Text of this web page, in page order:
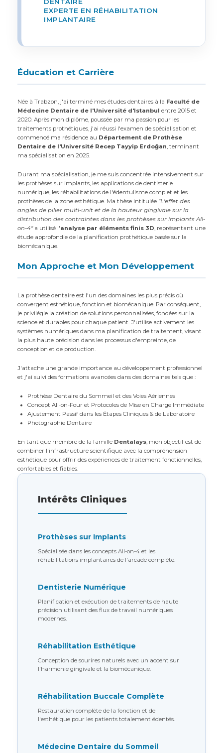
DENTAIRE
EXPERTE EN RÉHABILITATION
IMPLANTAIRE
Éducation et Carrière
Née à Trabzon, j'ai terminé mes études dentaires à la Faculté de
Médecine Dentaire de l'Université d'Istanbul entre 2015 et
2020. Après mon diplôme, poussée par ma passion pour les
traitements prothétiques, j'ai réussi l'examen de spécialisation et
commencé ma résidence au Département de Prothèse
Dentaire de l'Université Recep Tayyip Erdoğan, terminant
ma spécialisation en 2025.
Durant ma spécialisation, je me suis concentrée intensivement sur
les prothèses sur implants, les applications de dentisterie
numérique, les réhabilitations de l'édentulisme complet et les
prothèses de la zone esthétique. Ma thèse intitulée "L'effet des
angles de pilier multi-unit et de la hauteur gingivale sur la
distribution des contraintes dans les prothèses sur implants All-
on-4"a utilisé l'analyse par éléments finis 3D, représentant une
étude approfondie de la planification prothétique basée sur la
biomécanique.
Mon Approche et Mon Développement
La prothèse dentaire est l'un des domaines les plus précis où
convergent esthétique, fonction et biomécanique. Par conséquent,
je privilégie la création de solutions personnalisées, fondées sur la
science et durables pour chaque patient. J'utilise activement les
systèmes numériques dans ma planification de traitement, visant
la plus haute précision dans les processus d'empreinte, de
conception et de production.
J'attache une grande importance au développement professionnel
et j'ai suivi des formations avancées dans des domaines tels que :
Prothèse Dentaire du Sommeil et des Voies Aériennes
Concept All-on-Four et Protocoles de Mise en Charge Immédiate
Ajustement Passif dans les Étapes Cliniques & de Laboratoire
Photographie Dentaire
En tant que membre de la famille Dentalays, mon objectif est de
combiner l'infrastructure scientifique avec la compréhension
esthétique pour offrir des expériences de traitement fonctionnelles,
confortables et fiables.
Intérêts Cliniques
Prothèses sur Implants
Spécialisée dans les concepts All-on-4 et les
réhabilitations implantaires de l'arcade complète.
Dentisterie Numérique
Planification et exécution de traitements de haute
précision utilisant des flux de travail numériques
modernes.
Réhabilitation Esthétique
Conception de sourires naturels avec un accent sur
l'harmonie gingivale et la biomécanique.
Réhabilitation Buccale Complète
Restauration complète de la fonction et de
l'esthétique pour les patients totalement édentés.
Médecine Dentaire du Sommeil